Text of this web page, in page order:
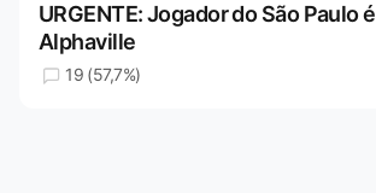
URGENTE: Jogador do São Paulo
Alphaville
19 (57,7%)